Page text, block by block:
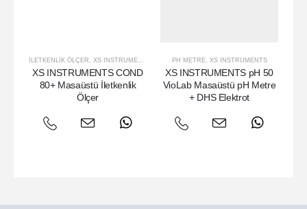
İLETKENLIK ÖLÇER XS INSTRUMENTS
XS INSTRUMENTS COND
80+ Masaüstü İletkenlik
Ölçer
PH METRE, XS INSTRUMENTS
XS INSTRUMENTS pH 50
VioLab Masaüstü pH Metre
+ DHS Elektrot